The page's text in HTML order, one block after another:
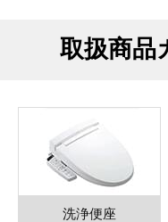
取扱商品
洗浄便座